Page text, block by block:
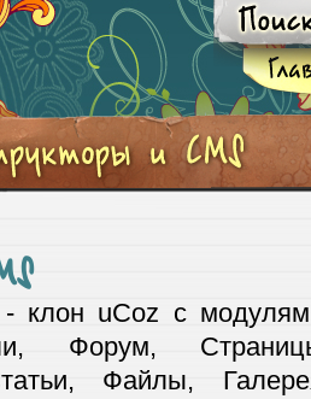
- клон uCoz с
Форум,
Файлы,